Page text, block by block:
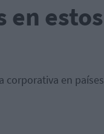
en estos
corporativa en países